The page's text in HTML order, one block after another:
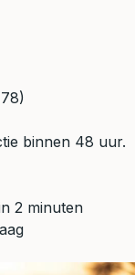
binnen 48 uur.
2 minuten